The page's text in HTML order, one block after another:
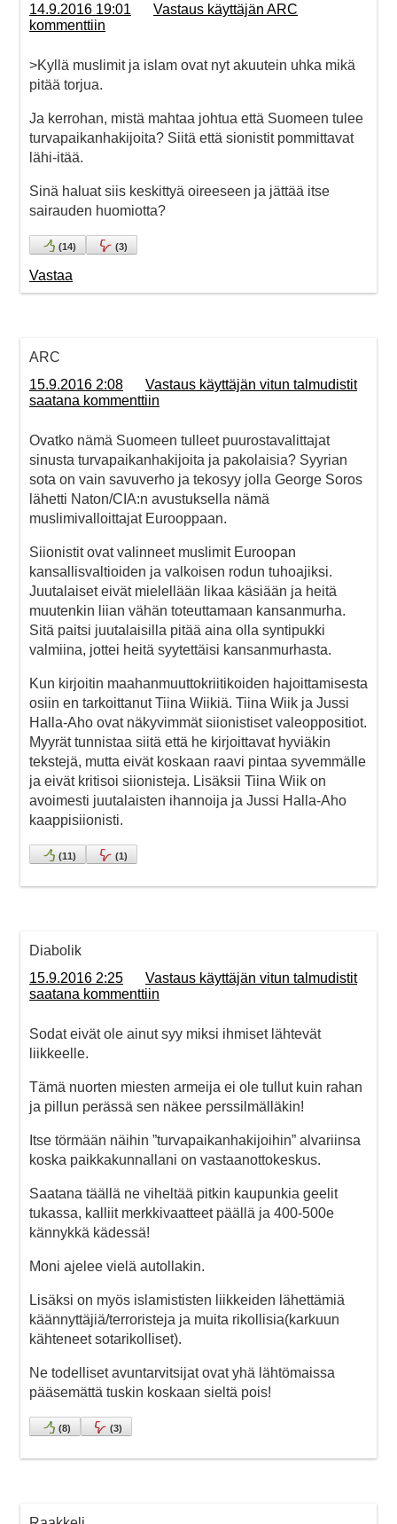
14.9.2016 19:01
Vastaus käyttäjän ARC
kommenttiin
>Kyllä muslimit ja islam ovat nyt akuutein uhka mikä
pitää torjua.
Ja kerrohan, mistä mahtaa johtua että Suomeen tulee
turvapaikanhakijoita? Siitä että sionistit pommittavat
lähi-itää.
Sinä haluat siis keskittyä oireeseen ja jättää itse
sairauden huomiotta?
(14) (3)
Vastaa
ARC
15.9.2016 2:08
Vastaus käyttäjän vitun talmudistit
saatana kommenttiin
Ovatko nämä Suomeen tulleet puurostavalittajat
sinusta turvapaikanhakijoita ja pakolaisia? Syyrian
sota on vain savuverho ja tekosyy jolla George Soros
lähetti Naton/CIA:n avustuksella nämä
muslimivalloittajat Eurooppaan.
Siionistit ovat valinneet muslimit Euroopan
kansallisvaltioiden ja valkoisen rodun tuhoajiksi.
Juutalaiset eivät mielellään likaa käsiään ja heitä
muutenkin liian vähän toteuttamaan kansanmurha.
Sitä paitsi juutalaisilla pitää aina olla syntipukki
valmiina, jottei heitä syytettäisi kansanmurhasta.
Kun kirjoitin maahanmuuttokriitikoiden hajoittamisesta
osiin en tarkoittanut Tiina Wiikiä. Tiina Wiik ja Jussi
Halla-Aho ovat näkyvimmät siionistiset valeoppositiot.
Myyrät tunnistaa siitä että he kirjoittavat hyviäkin
tekstejä, mutta eivät koskaan raavi pintaa syvemmälle
ja eivät kritisoi siionisteja. Lisäksii Tiina Wiik on
avoimesti juutalaisten ihannoija ja Jussi Halla-Aho
kaappisiionisti.
(11) (1)
Diabolik
15.9.2016 2:25
Vastaus käyttäjän vitun talmudistit
saatana kommenttiin
Sodat eivät ole ainut syy miksi ihmiset lähtevät
liikkeelle.
Tämä nuorten miesten armeija ei ole tullut kuin rahan
ja pillun perässä sen näkee perssilmälläkin!
Itse törmään näihin ”turvapaikanhakijoihin” alvariinsa
koska paikkakunnallani on vastaanottokeskus.
Saatana täällä ne viheltää pitkin kaupunkia geelit
tukassa, kalliit merkkivaatteet päällä ja 400-500e
kännykkä kädessä!
Moni ajelee vielä autollakin.
Lisäksi on myös islamististen liikkeiden lähettämiä
käännyttäjiä/terroristeja ja muita rikollisia(karkuun
kähteneet sotarikolliset).
Ne todelliset avuntarvitsijat ovat yhä lähtömaissa
pääsemättä tuskin koskaan sieltä pois!
(8) (3)